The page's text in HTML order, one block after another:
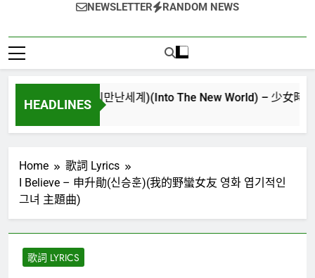
NEWSLETTER RANDOM NEWS
HEADLINES
逢的世界(다시만난세계)(Into The New World) – 少女時代(소
Home
歌詞 Lyrics
I Believe – 申升勛(신승훈)(我的野蠻女友 영화 엽기적인
그녀 主題曲)
歌詞 LYRICS